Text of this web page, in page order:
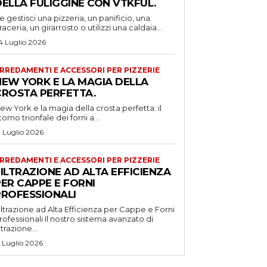
FULIGGINE CON VTKFUL.
gestisci una pizzeria, un panificio, una
un girarrosto o utilizzi una caldaia...
Luglio 2026
E ACCESSORI PER PIZZERIE
YORK E LA MAGIA DELLA
PERFETTA.
York e la magia della crosta perfetta: il
trionfale dei forni a...
Luglio 2026
E ACCESSORI PER PIZZERIE
AD ALTA EFFICIENZA
CAPPE E FORNI
ad Alta Efficienza per Cappe e Forni
Il nostro sistema avanzato di
Luglio 2026